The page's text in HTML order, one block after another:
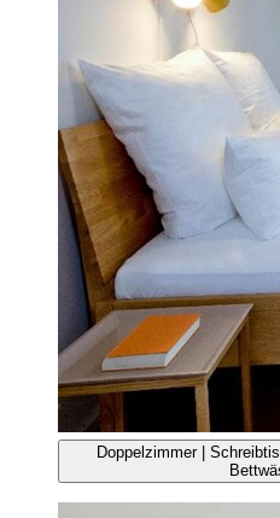
Doppelzimmer |